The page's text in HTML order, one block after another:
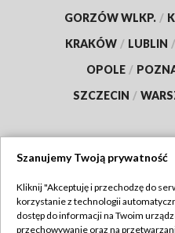
GORZÓW WLKP. /
KRAKÓW / LUBLIN /
OPOLE /
SZCZECIN /
Szanujemy Twoją prywatność
Kliknij "Akceptuję i przechodzę do
korzystanie z technologii
dostęp do informacji na Twoim
przechowywanie oraz na